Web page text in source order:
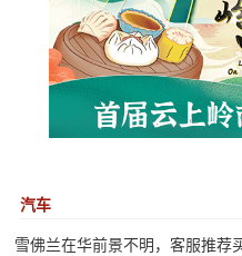
汽车
雪佛兰在华前景不明，客服推荐